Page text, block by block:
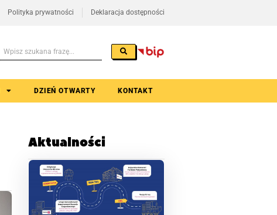
Polityka prywatności Deklaracja dostępności
DZIEŃ OTWARTY KONTAKT
Aktualności